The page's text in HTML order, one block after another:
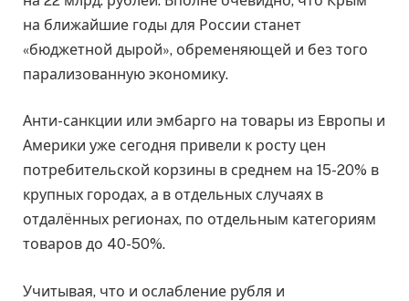
на ближайшие годы для России станет
«бюджетной дырой», обременяющей и без того
парализованную экономику.
Анти-санкции или эмбарго на товары из Европы и
Америки уже сегодня привели к росту цен
потребительской корзины в среднем на 15-20% в
крупных городах, а в отдельных случаях в
отдалённых регионах, по отдельным категориям
товаров до 40-50%.
Учитывая, что и ослабление рубля и